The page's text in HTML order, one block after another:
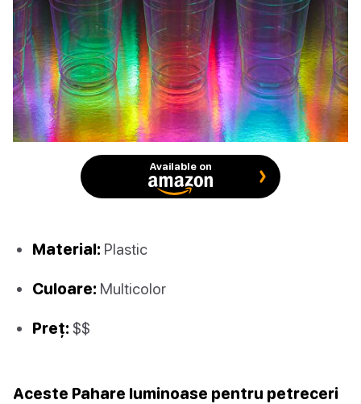
Available on
Material: Plastic
Culoare: Multicolor
Preț: $$
Aceste Pahare luminoase pentru petreceri